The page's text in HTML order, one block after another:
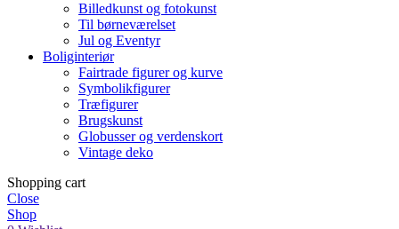
Billedkunst og fotokunst
Til børneværelset
Jul og Eventyr
Boliginteriør
Fairtrade figurer og kurve
Symbolikfigurer
Træfigurer
Brugskunst
Globusser og verdenskort
Vintage deko
Shopping cart
Close
Shop